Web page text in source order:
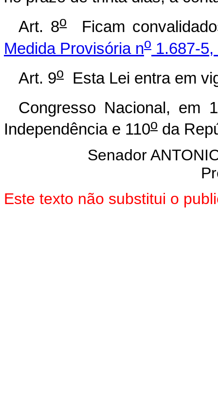
Art. 8oFicam
Medida Provisória no 1.687-
Art. 9o
Esta Lei entra em
Congresso Nacional, em
Independência e 110o da
Senador
Este texto não substitui o